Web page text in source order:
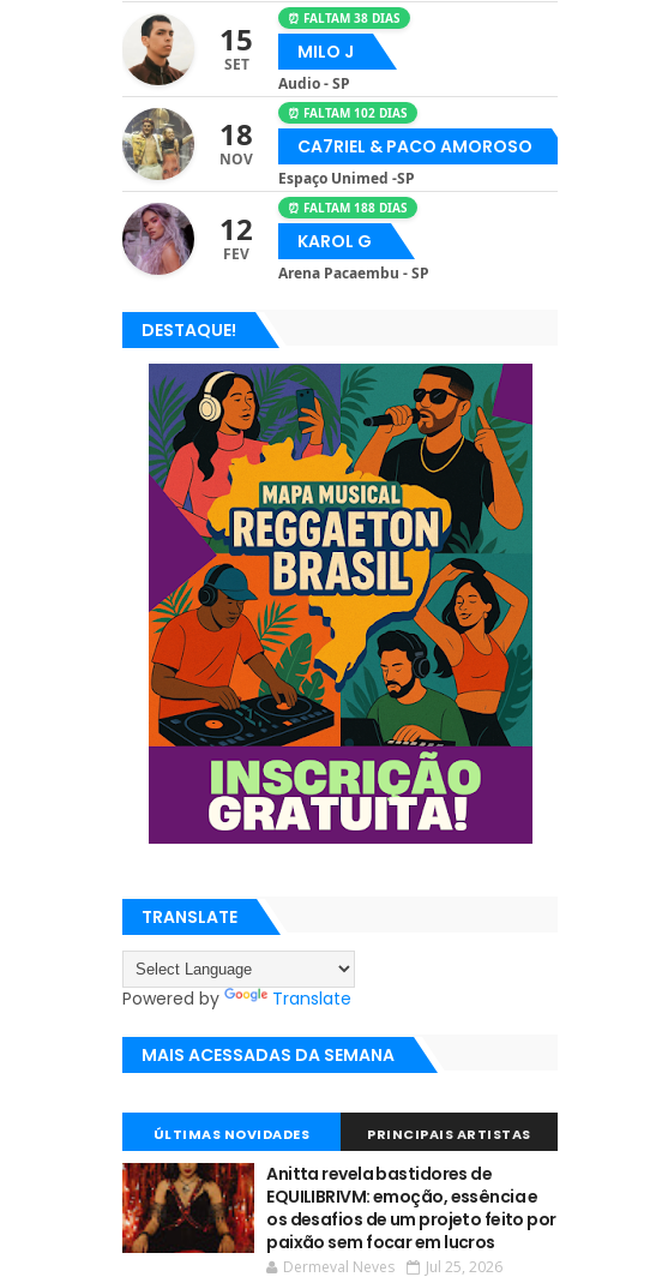
15
SET
⏰ FALTAM 38 DIAS
MILO J
Audio - SP
18
NOV
⏰ FALTAM 102 DIAS
CA7RIEL & PACO AMOROSO
Espaço Unimed -SP
12
FEV
⏰ FALTAM 188 DIAS
KAROL G
Arena Pacaembu - SP
DESTAQUE!
TRANSLATE
Powered by Translate
MAIS ACESSADAS DA SEMANA
ÚLTIMAS NOVIDADES PRINCIPAIS ARTISTAS
Anitta revela bastidores de
EQUILIBRIVM: emoção, essência e
os desafios de um projeto feito por
paixão sem focar em lucros
Dermeval Neves Jul 25, 2026